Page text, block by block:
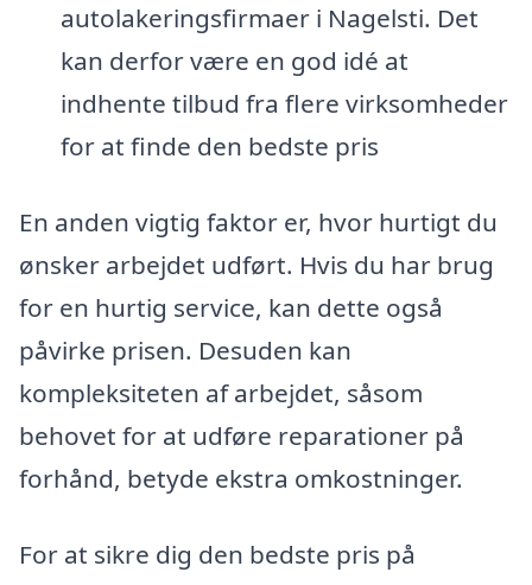
autolakeringsfirmaer i Nagelsti. Det
kan derfor være en god idé at
indhente tilbud fra flere virksomheder
for at finde den bedste pris
En anden vigtig faktor er, hvor hurtigt du
ønsker arbejdet udført. Hvis du har brug
for en hurtig service, kan dette også
påvirke prisen. Desuden kan
kompleksiteten af arbejdet, såsom
behovet for at udføre reparationer på
forhånd, betyde ekstra omkostninger.
For at sikre dig den bedste pris på